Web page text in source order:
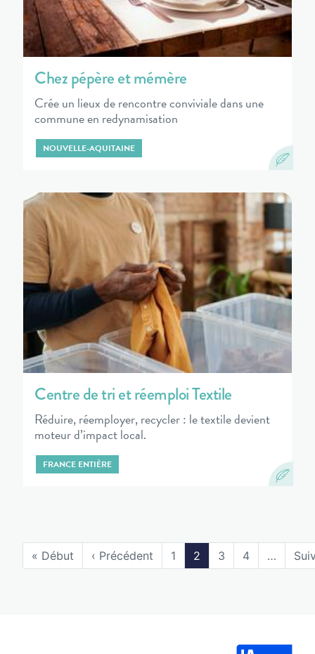
Chez pépère et mémère
Crée un lieux de rencontre conviviale dans une
commune en redynamisation
NOUVELLE-AQUITAINE
Centre de tri et réemploi Textile
Réduire, réemployer, recycler : le textile devient
moteur d’impact local.
FRANCE ENTIÈRE
« Début ‹ Précédent 1 2 3 4 …